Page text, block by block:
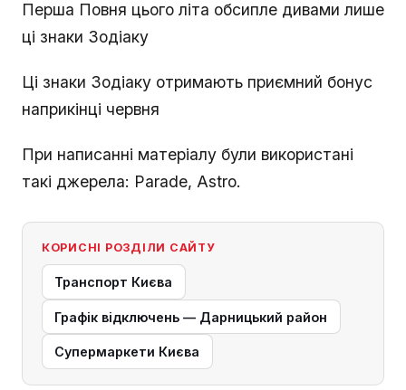
Перша Повня цього літа обсипле дивами лише
ці знаки Зодіаку
Ці знаки Зодіаку отримають приємний бонус
наприкінці червня
При написанні матеріалу були використані
такі джерела: Parade, Astro.
КОРИСНІ РОЗДІЛИ САЙТУ
Транспорт Києва
Графік відключень — Дарницький район
Супермаркети Києва